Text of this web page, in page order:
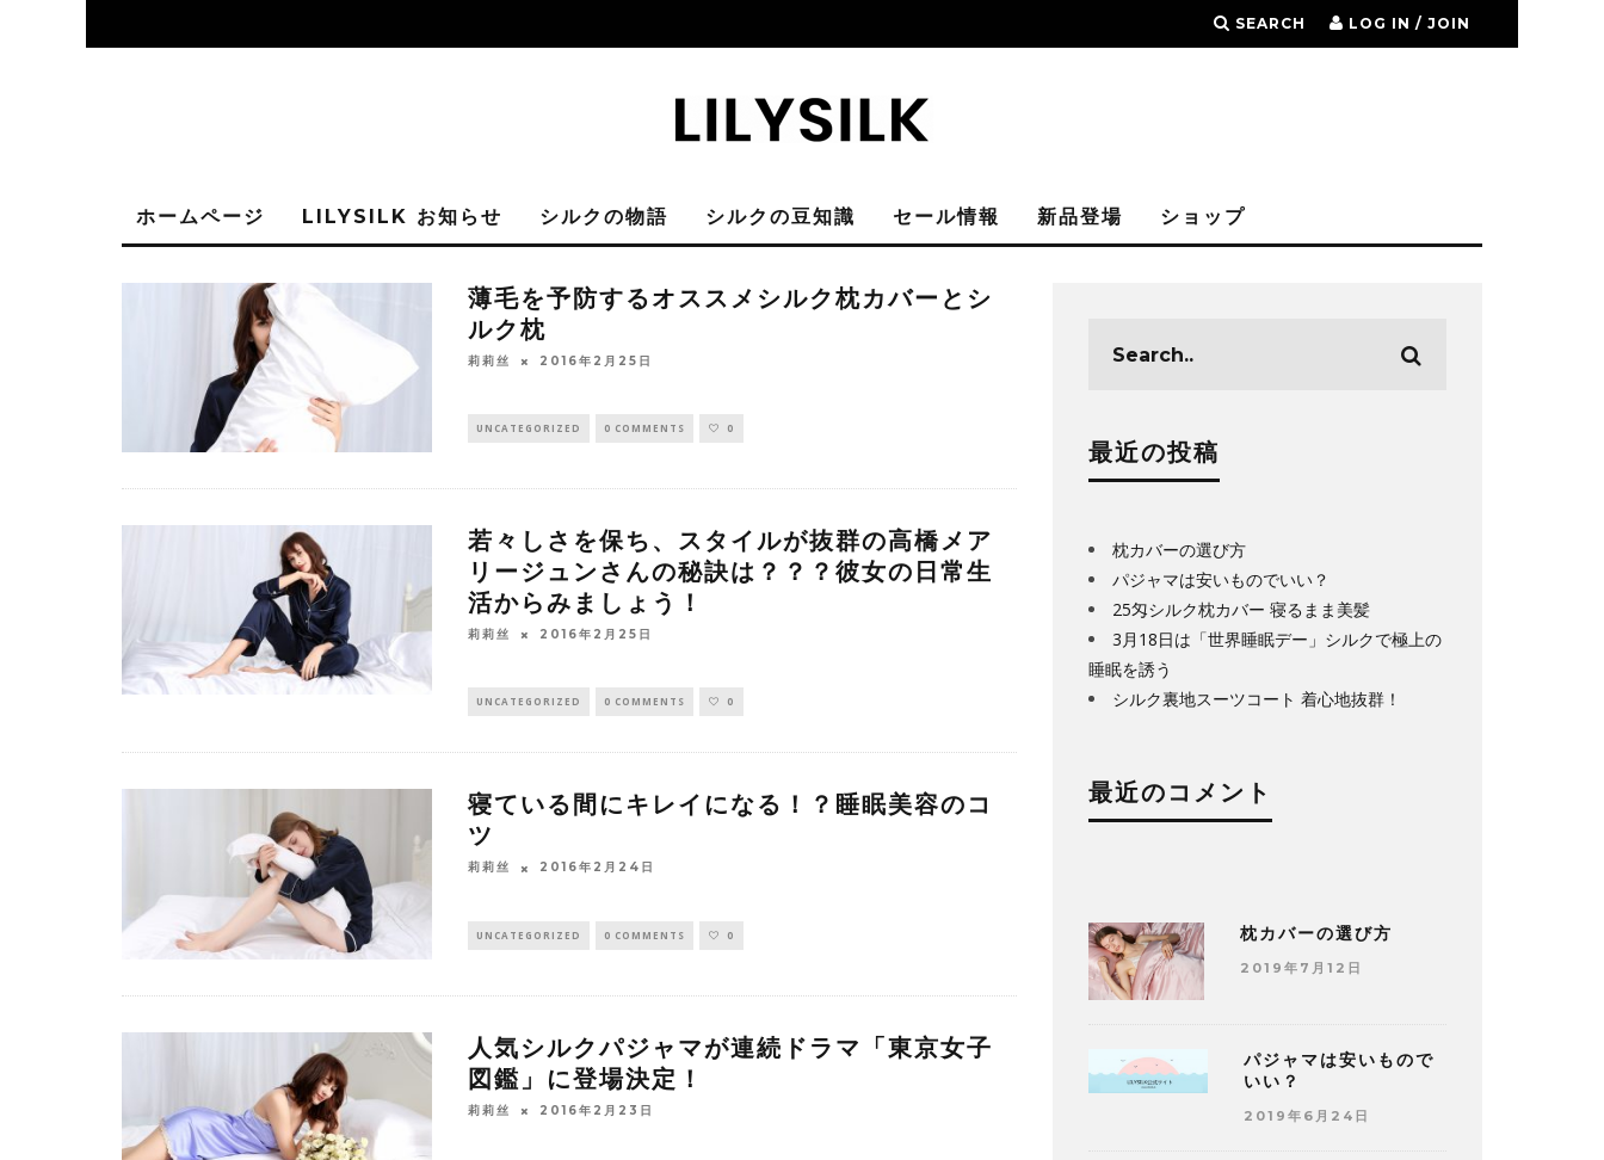
SEARCH LOG IN / JOIN
ホームページ LILYSILK お知らせ シルクの物語 シルクの豆知識 セール情報 新品登場 ショップ
薄毛を予防するオススメシルク枕カバーとシ
ルク枕
莉莉丝 2016年2月25日
UNCATEGORIZED 0 COMMENTS 0
若々しさを保ち、スタイルが抜群の高橋メア
リージュンさんの秘訣は？？？彼女の日常生
活からみましょう！
莉莉丝 2016年2月25日
UNCATEGORIZED 0 COMMENTS 0
寝ている間にキレイになる！？睡眠美容のコ
ツ
莉莉丝 2016年2月24日
UNCATEGORIZED 0 COMMENTS 0
人気シルクパジャマが連続ドラマ「東京女子
図鑑」に登場決定！
莉莉丝 2016年2月23日
最近の投稿
枕カバーの選び方
パジャマは安いものでいい？
25匁シルク枕カバー 寝るまま美髪
3月18日は「世界睡眠デー」シルクで極上の
睡眠を誘う
シルク裏地スーツコート 着心地抜群！
最近のコメント
枕カバーの選び方
2019年7月12日
パジャマは安いもので
いい？
2019年6月24日